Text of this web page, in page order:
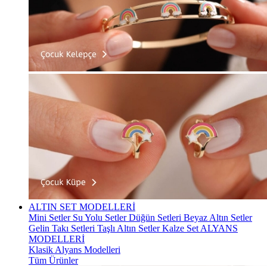
ALTIN SET MODELLERİ
Mini Setler Su Yolu SetlerDüğün Setleri Beyaz Altın Setler
Gelin Takı Setleri Taşlı Altın SetlerKalze Set ALYANS
MODELLERİ
Klasik Alyans Modelleri
Tüm Ürünler